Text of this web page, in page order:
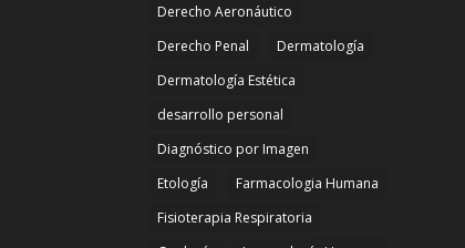
Derecho Aeronáutico
Derecho Penal
Dermatología
Dermatología Estética
desarrollo personal
Diagnóstico por Imagen
Etología
Farmacologia Humana
Fisioterapia Respiratoria